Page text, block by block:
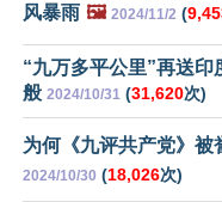
风暴雨 🖼️ 2024/11/2 (
“九万多平公里”再送
般 2024/10/31 (31,620次)
为何《九评共产党》被
2024/10/30 (18,026次)